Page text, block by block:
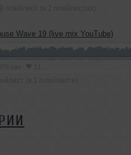
Wave 19 (live mix YouTube)